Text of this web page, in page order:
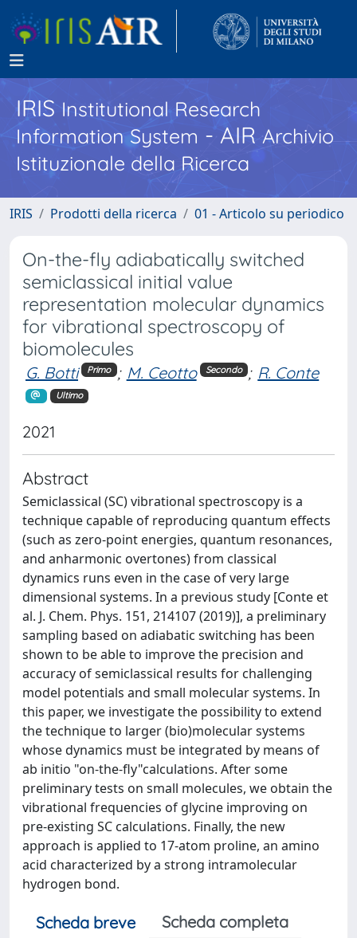
IRISInstitutional Research
Information System - AIR Archivio
Istituzionale della Ricerca
IRIS Prodotti della ricerca 01 - Articolo su periodico
On-the-fly adiabatically switched
semiclassical initial value
representation molecular dynamics
for vibrational spectroscopy of
biomolecules
G. Botti Primo ; M. Ceotto Secondo ; R. Conte
Ultimo
2021
Abstract
Semiclassical (SC) vibrational spectroscopy is a
technique capable of reproducing quantum effects
(such as zero-point energies, quantum resonances,
and anharmonic overtones) from classical
dynamics runs even in the case of very large
dimensional systems. In a previous study [Conte et
al. J. Chem. Phys. 151, 214107 (2019)], a preliminary
sampling based on adiabatic switching has been
shown to be able to improve the precision and
accuracy of semiclassical results for challenging
model potentials and small molecular systems. In
this paper, we investigate the possibility to extend
the technique to larger (bio)molecular systems
whose dynamics must be integrated by means of
ab initio "on-the-fly"calculations. After some
preliminary tests on small molecules, we obtain the
vibrational frequencies of glycine improving on
pre-existing SC calculations. Finally, the new
approach is applied to 17-atom proline, an amino
acid characterized by a strong intramolecular
hydrogen bond.
Scheda breve
Scheda completa